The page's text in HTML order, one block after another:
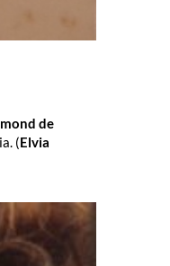
de
(Elvia